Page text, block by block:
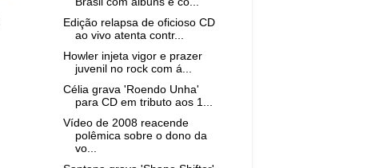
Edição relapsa de oficioso CD
ao vivo atenta contr...
Howler injeta vigor e prazer
juvenil no rock com á...
Célia grava 'Roendo Unha'
para CD em tributo aos 1...
Vídeo de 2008 reacende
polêmica sobre o dono da
vo...